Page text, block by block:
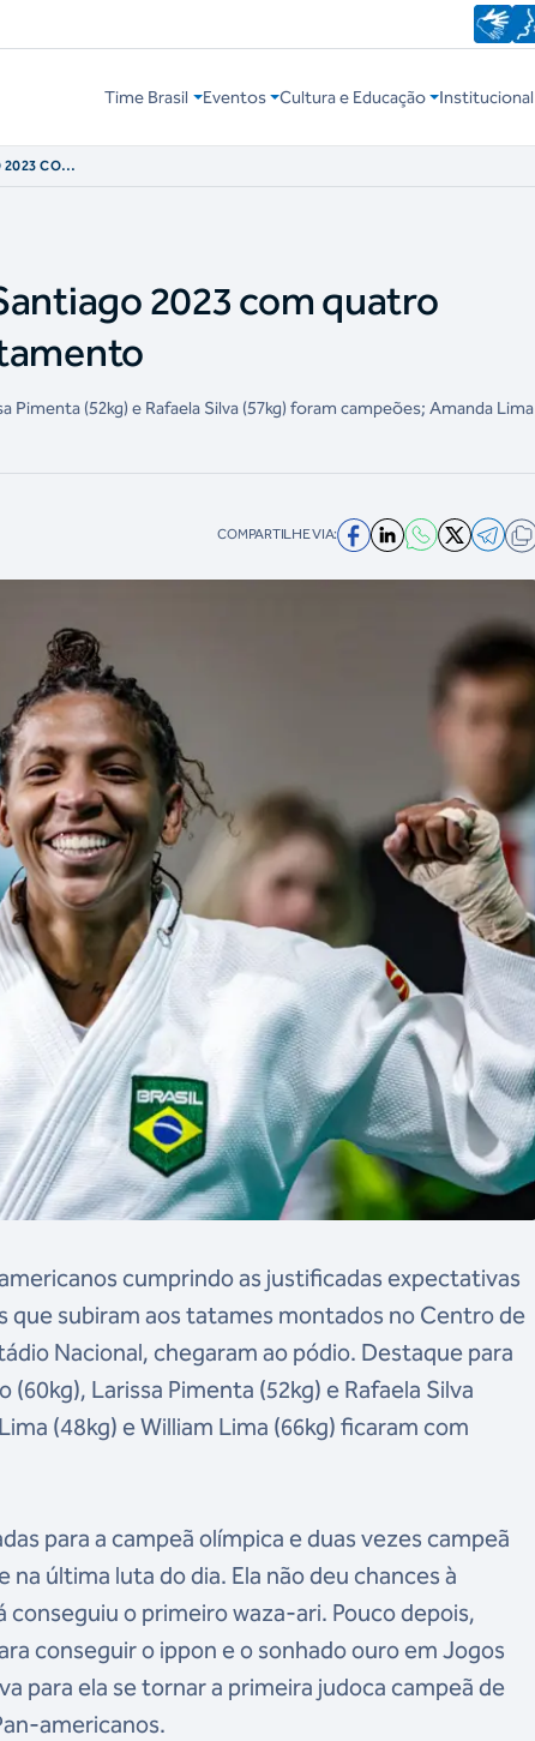
Time Brasil Eventos Cultura e Educação Institucional
2023 COM
2023 com quatro
(52kg) e Rafaela Silva (57kg) foram campeões; Amanda Lima
COMPARTILHE VIA:
cumprindo as justificadas expectativas
que subiram aos tatames montados no Centro de
Nacional, chegaram ao pódio. Destaque para
Larissa Pimenta (52kg) e Rafaela Silva
(48kg) e William Lima (66kg) ficaram com
para a campeã olímpica e duas vezes campeã
última luta do dia. Ela não deu chances à
o primeiro waza-ari. Pouco depois,
conseguir o ippon e o sonhado ouro em Jogos
para ela se tornar a primeira judoca campeã de
americanos.